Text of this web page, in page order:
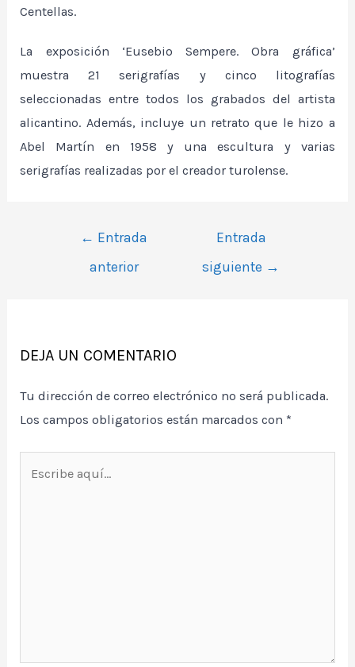
Centellas.
La exposición ‘Eusebio Sempere. Obra gráfica’
muestra 21 serigrafías y cinco litografías
seleccionadas entre todos los grabados del artista
alicantino. Además, incluye un retrato que le hizo a
Abel Martín en 1958 y una escultura y varias
serigrafías realizadas por el creador turolense.
Navegación
← Entrada
anterior
Entrada
siguiente →
DEJA UN COMENTARIO
Tu dirección de correo electrónico no será publicada.
Los campos obligatorios están marcados con *